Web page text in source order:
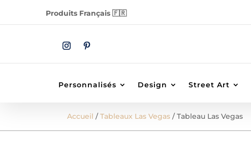
Produits Français 🇫🇷
Personnalisés Design Street Art
Accueil /Tableaux Las Vegas / Tableau Las Vegas